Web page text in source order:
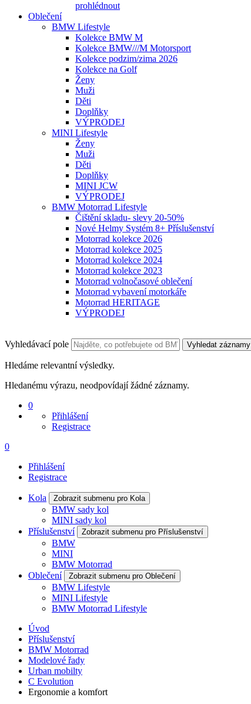
prohlédnout
Oblečení
BMW Lifestyle
Kolekce BMW M
Kolekce BMW///M Motorsport
Kolekce podzim/zima 2026
Kolekce na Golf
Ženy
Muži
Děti
Doplňky
VÝPRODEJ
MINI Lifestyle
Ženy
Muži
Děti
Doplňky
MINI JCW
VÝPRODEJ
BMW Motorrad Lifestyle
Čištění skladu- slevy 20-50%
Nové Helmy Systém 8+ Příslušenství
Motorrad kolekce 2026
Motorrad kolekce 2025
Motorrad kolekce 2024
Motorrad kolekce 2023
Motorrad volnočasové oblečení
Motorrad vybavení motorkáře
Motorrad HERITAGE
VÝPRODEJ
Vyhledávací pole Vyhledat záznamy
Hledáme relevantní výsledky.
Hledanému výrazu, neodpovídají žádné záznamy.
0
Přihlášení
Registrace
0
Přihlášení
Registrace
Kola Zobrazit submenu pro Kola
BMW sady kol
MINI sady kol
Příslušenství
Zobrazit submenu pro Příslušenství
BMW
MINI
BMW Motorrad
Oblečení
Zobrazit submenu pro Oblečení
BMW Lifestyle
MINI Lifestyle
BMW Motorrad Lifestyle
Úvod
Příslušenství
BMW Motorrad
Modelové řady
Urban mobilty
C Evolution
Ergonomie a komfort